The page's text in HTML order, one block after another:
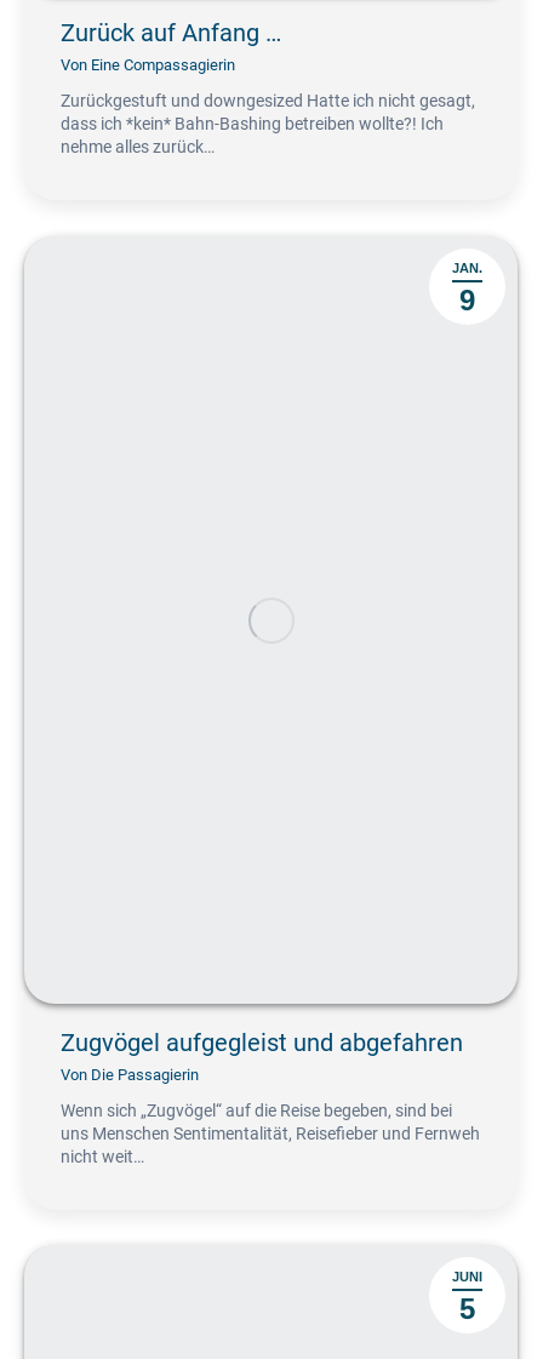
Zurück auf Anfang …
Von Eine Compassagierin
Zurückgestuft und downgesized Hatte ich nicht gesagt,
dass ich *kein* Bahn-Bashing betreiben wollte?! Ich
nehme alles zurück…
JAN.
9
Zugvögel aufgegleist und abgefahren
Von Die Passagierin
Wenn sich „Zugvögel“ auf die Reise begeben, sind bei
uns Menschen Sentimentalität, Reisefieber und Fernweh
nicht weit…
JUNI
5